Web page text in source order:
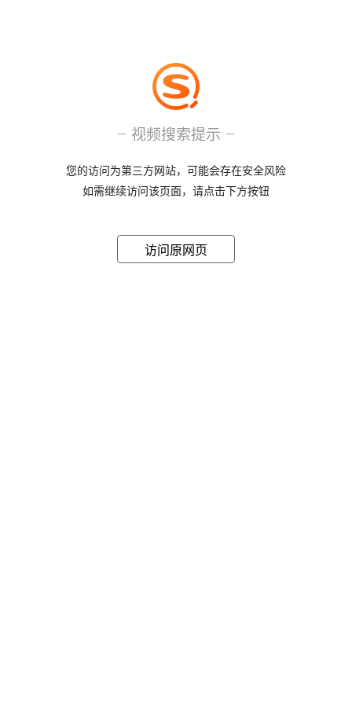
视频搜索提示
您的访问为第三方网站，可能会存在安全风险
如需继续访问该页面，请点击下方按钮
访问原网页